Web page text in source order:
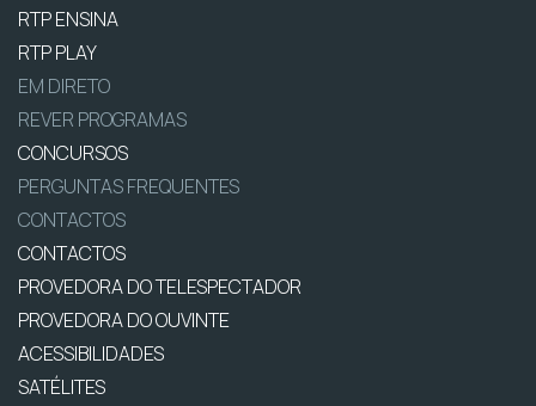
RTP ENSINA
RTP PLAY
EM DIRETO
REVER PROGRAMAS
CONCURSOS
PERGUNTAS FREQUENTES
CONTACTOS
CONTACTOS
PROVEDORA DO TELESPECTADOR
PROVEDORA DO OUVINTE
ACESSIBILIDADES
SATÉLITES